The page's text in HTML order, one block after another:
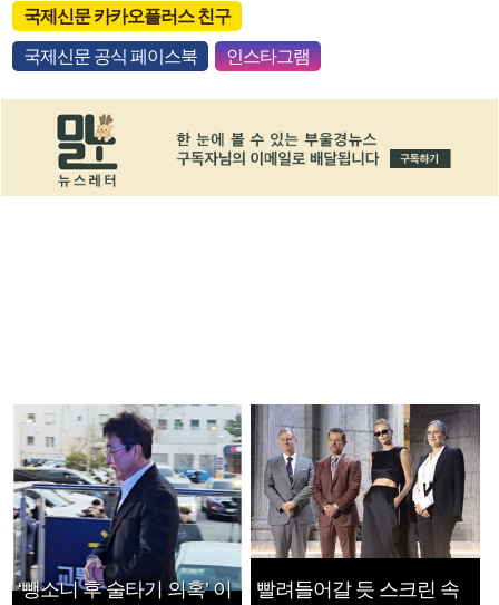
국제신문 카카오플러스 친구
국제신문 공식 페이스북 인스타그램
‘뺑소니 후 술타기 의혹’ 이
빨려들어갈 듯 스크린 속